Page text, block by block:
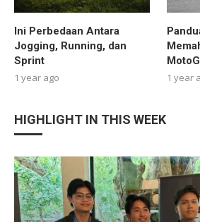
Ini Perbedaan Antara
Jogging, Running, dan
Sprint
1 year ago
1 year
HIGHLIGHT IN THIS WEEK